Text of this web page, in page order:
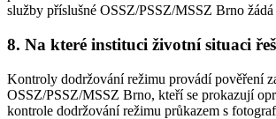
služby příslušné OSSZ/PSSZ/MSSZ Brno
8. Na které instituci životní situaci
Kontroly dodržování režimu provádí pověření
OSSZ/PSSZ/MSSZ Brno, kteří se prokazují
kontrole dodržování režimu průkazem s